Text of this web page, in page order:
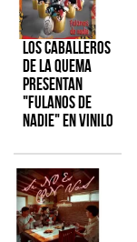
Los Caballeros
de la Quema
presentan
"Fulanos de
Nadie" en vinilo